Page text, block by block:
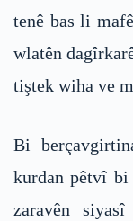
tenê bas li
wlatên
tiştek wiha ve
Bi
kurdan pêtvî bi
zaravên